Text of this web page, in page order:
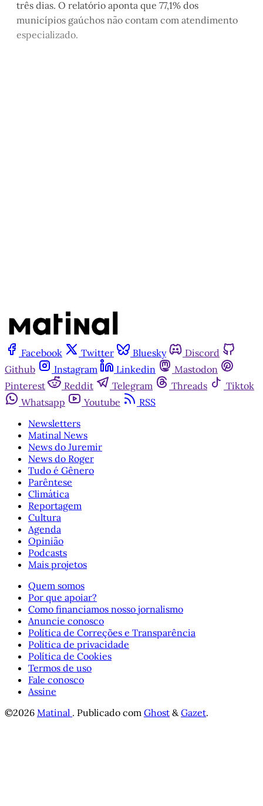
três dias. O relatório aponta que 77,1% dos
municípios gaúchos não contam com atendimento
especializado.
Facebook Twitter Bluesky
Discord
Github
Instagram Linkedin
Mastodon
Pinterest
Reddit Telegram Threads
Tiktok
Whatsapp
Youtube
RSS
Newsletters
Matinal News
News do Juremir
News do Roger
Tudo é Gênero
Parêntese
Climática
Reportagem
Cultura
Agenda
Opinião
Podcasts
Mais projetos
Quem somos
Por que apoiar?
Como financiamos nosso jornalismo
Anuncie conosco
Política de Correções e Transparência
Política de privacidade
Política de Cookies
Termos de uso
Fale conosco
Assine
©2026 Matinal . Publicado com Ghost &Gazet.